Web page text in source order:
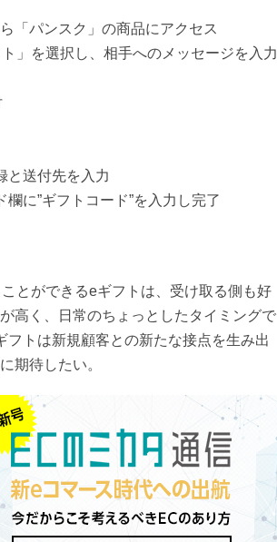
「パンスク」の商品にアクセス
」を選択し、相手へのメッセージを入力
と送付先を入力
に”ギフトコード”を入力し完了
とができるeギフトは、受け取る側も好
高く、日常のちょっとしたタイミングで
トは新規顧客との新たな接点を生み出
期待したい。